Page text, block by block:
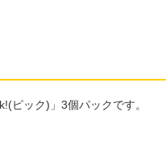
ピック)」3個パックです。